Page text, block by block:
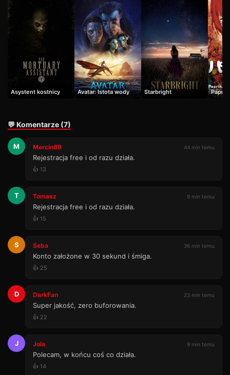
Asystent kostnicy Avatar: Istota wody Starbright
💬 Komentarze (7)
M Marcin89 44 min temu
Rejestracja free i od razu działa.
👍 13
T Tomasz 9 min temu
Rejestracja free i od razu działa.
👍 15
S Seba 36 min temu
Konto założone w 30 sekund i śmiga.
👍 25
D DarkFan 23 min temu
Super jakość, zero buforowania.
👍 22
J Jola 9 min temu
Polecam, w końcu coś co działa.
👍 14